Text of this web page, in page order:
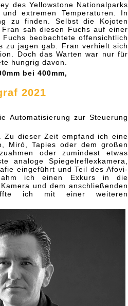
des Yellowstone Nationalparks
extremen Temperaturen. In
zu finden. Selbst die Kojoten
sah diesen Fuchs auf einer
beobachtete offensichtlich
zu jagen gab. Fran verhielt sich
Doch das Warten war nur für
hungrig davon.
bei 400mm,
2021
Automatisierung zur Steuerung
Zu dieser Zeit empfand ich eine
Miró, Tapies oder dem großen
oder zumindest etwas
analoge Spiegelreflexkamera,
eingeführt und Teil des Afovi-
ich einen Exkurs in die
und dem anschließenden
ich mit einer weiteren